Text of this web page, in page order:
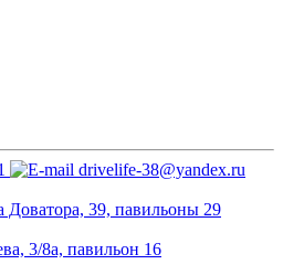
drivelife-38@yandex.ru
Доватора, 39, павильоны 29
3/8а, павильон 16